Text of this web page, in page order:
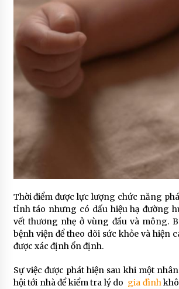
Thời điểm được lực lượng chức năng
tỉnh táo nhưng có dấu hiệu hạ đường
vết thương nhẹ ở vùng đầu và mông.
bệnh viện để theo dõi sức khỏe và hiện
được xác định ổn định.
Sự việc được phát hiện sau khi một
hội tới nhà để kiểm tra lý do gia đình